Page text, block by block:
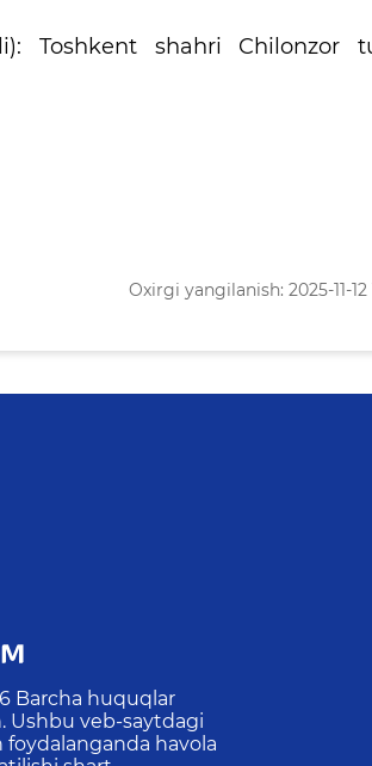
Toshkent shahri Chilonzor
Oxirgi yangilanish: 2025-11-12
Barcha huquqlar
Ushbu veb-saytdagi
foydalanganda havola